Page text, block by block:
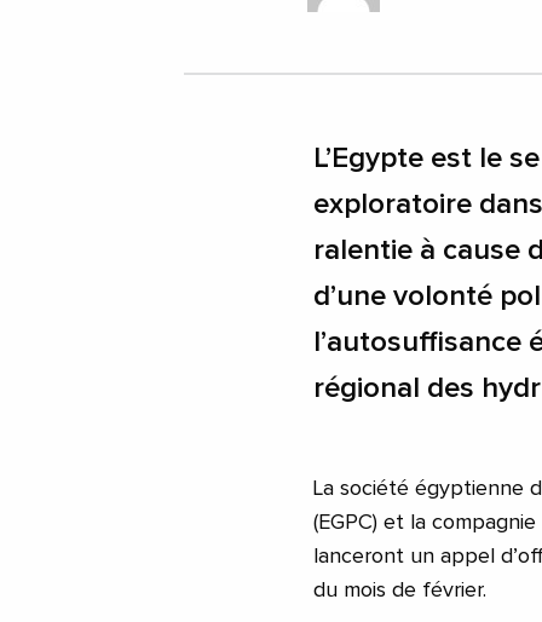
L’Egypte est le
exploratoire
ralentie à cause
d’une volonté
l’autosuffisance
régional des
La société égyptienne
(EGPC) et la
lanceront un appel
du mois de février.